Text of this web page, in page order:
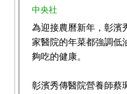
中央社
為迎接農曆新年，彰濱
家醫院的年菜都強調低
夠吃的健康。
彰濱秀傳醫院營養師蔡